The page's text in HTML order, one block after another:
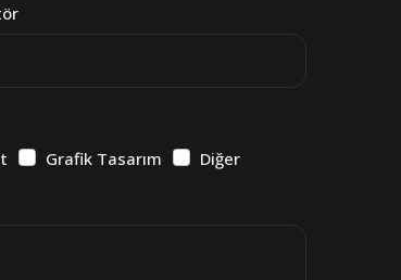
Grafik Tasarım Diğer